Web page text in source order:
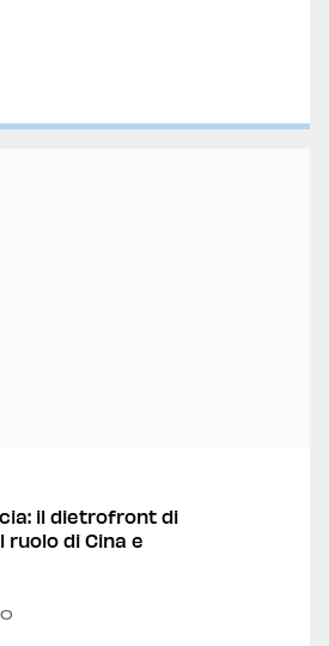
il dietrofront di
ruolo di Cina e